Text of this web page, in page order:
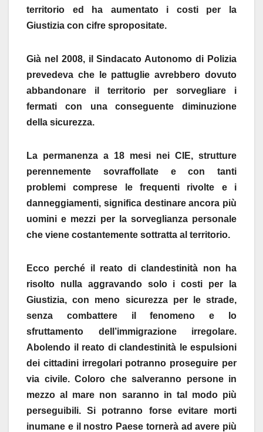
territorio ed ha aumentato i costi per la
Giustizia con cifre spropositate.
Già nel 2008, il Sindacato Autonomo di Polizia
prevedeva che le pattuglie avrebbero dovuto
abbandonare il territorio per sorvegliare i
fermati con una conseguente diminuzione
della sicurezza.
La permanenza a 18 mesi nei CIE, strutture
perennemente sovraffollate e con tanti
problemi comprese le frequenti rivolte e i
danneggiamenti, significa destinare ancora più
uomini e mezzi per la sorveglianza personale
che viene costantemente sottratta al territorio.
Ecco perché il reato di clandestinità non ha
risolto nulla aggravando solo i costi per la
Giustizia, con meno sicurezza per le strade,
senza combattere il fenomeno e lo
sfruttamento dell’immigrazione irregolare.
Abolendo il reato di clandestinità le espulsioni
dei cittadini irregolari potranno proseguire per
via civile. Coloro che salveranno persone in
mezzo al mare non saranno in tal modo più
perseguibili. Si potranno forse evitare morti
inumane e il nostro Paese tornerà ad avere più